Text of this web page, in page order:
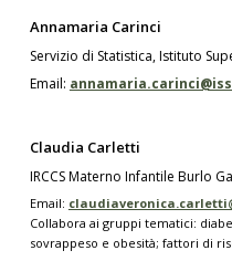
Annamaria Carinci
Servizio di Statistica, Istituto
Email:
Claudia Carletti
IRCCS Materno Infantile Burlo
Email:
Collabora ai gruppi tematici:
sovrappeso e obesità; fattori di